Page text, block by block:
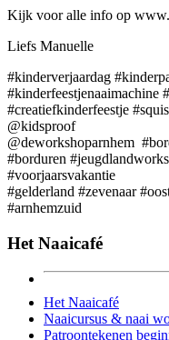
Kijk voor alle info op
Liefs Manuelle
#kinderverjaardag
#kinderfeestjenaaimachine
#creatiefkinderfeestje
@kidsproof
@deworkshoparnhem
#borduren
#voorjaarsvakantie
#gelderland #zevenaar
#arnhemzuid
Het Naaicafé
Het Naaicafé
Naaicursus & naai
Patroontekenen